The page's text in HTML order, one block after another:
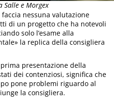
Salle e Morgex
faccia nessuna valutazione
di un progetto che ha notevoli
solo l’esame alla
la replica della consigliera
presentazione della
dei contenziosi, significa che
pone problemi riguardo al
la consigliera.